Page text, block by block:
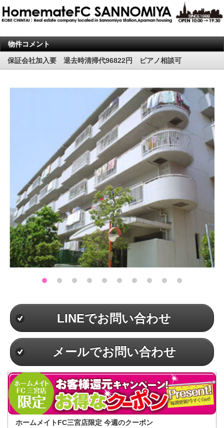
物件コメント
保証会社加入要 退去時清掃代96822円 ピアノ相談可
LINEでお問い合わせ
メールでお問い合わせ
ホームメイトFC三宮店限定 今週のクーポン